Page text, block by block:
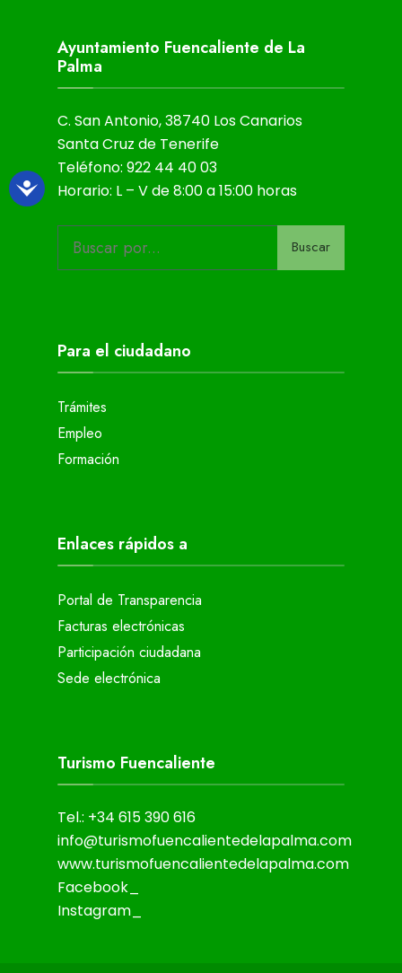
Ayuntamiento Fuencaliente de La
Palma
C. San Antonio, 38740 Los Canarios
Santa Cruz de Tenerife
Teléfono: 922 44 40 03
Horario: L – V de 8:00 a 15:00 horas
Buscar
Para el ciudadano
Trámites
Empleo
Formación
Enlaces rápidos a
Portal de Transparencia
Facturas electrónicas
Participación ciudadana
Sede electrónica
Turismo Fuencaliente
Tel.: +34 615 390 616
info@turismofuencalientedelapalma.com
www.turismofuencalientedelapalma.com
Facebook_
Instagram_